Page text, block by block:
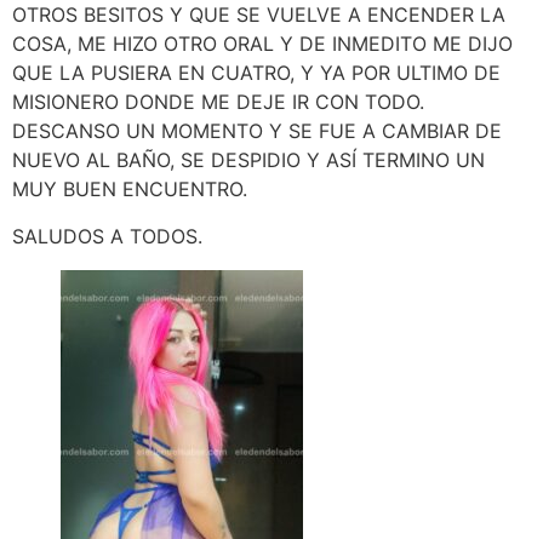
OTROS BESITOS Y QUE SE VUELVE A ENCENDER LA
COSA, ME HIZO OTRO ORAL Y DE INMEDITO ME DIJO
QUE LA PUSIERA EN CUATRO, Y YA POR ULTIMO DE
MISIONERO DONDE ME DEJE IR CON TODO.
DESCANSO UN MOMENTO Y SE FUE A CAMBIAR DE
NUEVO AL BAÑO, SE DESPIDIO Y ASÍ TERMINO UN
MUY BUEN ENCUENTRO.
SALUDOS A TODOS.